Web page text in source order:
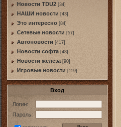
Новости TDU2 [34]
НАШИ новости [43]
Это интересно [84]
Сетевые новости [57]
Автоновости [417]
Новости софта [48]
Новоcти железа [90]
Игровые новости [119]
Вход
Логин:
Пароль: